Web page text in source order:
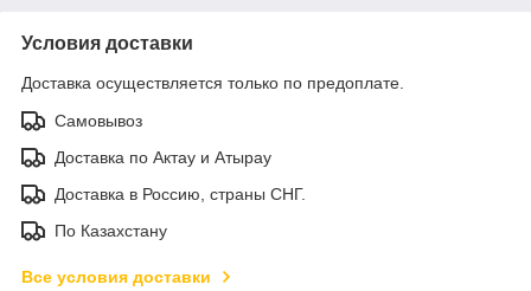
Условия доставки
Доставка осуществляется только по предоплате.
Самовывоз
Доставка по Актау и Атырау
Доставка в Россию, страны СНГ.
По Казахстану
Все условия доставки